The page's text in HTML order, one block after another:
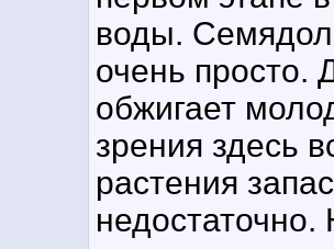
воды.
очень просто.
обжигает
зрения здесь
растения